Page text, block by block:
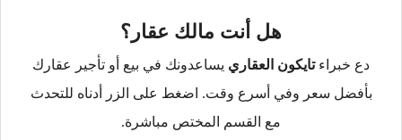
هل أنت مالك عقار؟
دع خبراءتايكون العقاري يساعدونك في بيع أو تأجير عقارك
بأفضل سعر وفي أسرع وقت. اضغط على الزر أدناه للتحدث
مع القسم المختص مباشرة.